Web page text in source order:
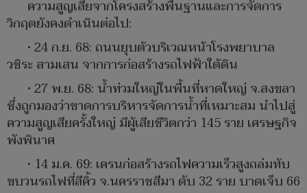
ความสูญเสียจากโครงสร้างพื้นฐานและการจัดการ
วิกฤตยังคงดำเนินต่อไป:
• 24 ก.ย. 68: ถนนยุบตัวบริเวณหน้าโรงพยาบาล
วชิระ สามเสน จากการก่อสร้างรถไฟฟ้าใต้ดิน
• 27 พ.ย. 68: น้ำท่วมใหญ่ในพื้นที่หาดใหญ่ จ.สงขลา
ซึ่งถูกมองว่าขาดการบริหารจัดการน้ำที่เหมาะสม นำไปสู่
ความสูญเสียครั้งใหญ่ มีผู้เสียชีวิตกว่า 145 ราย เศรษฐกิจ
พังพินาศ
• 14 ม.ค. 69: เครนก่อสร้างรถไฟความเร็วสูงถล่มทับ
ขบวนรถไฟที่สีคิ้ว จ.นครราชสีมา ดับ 32 ราย บาดเจ็บ 66